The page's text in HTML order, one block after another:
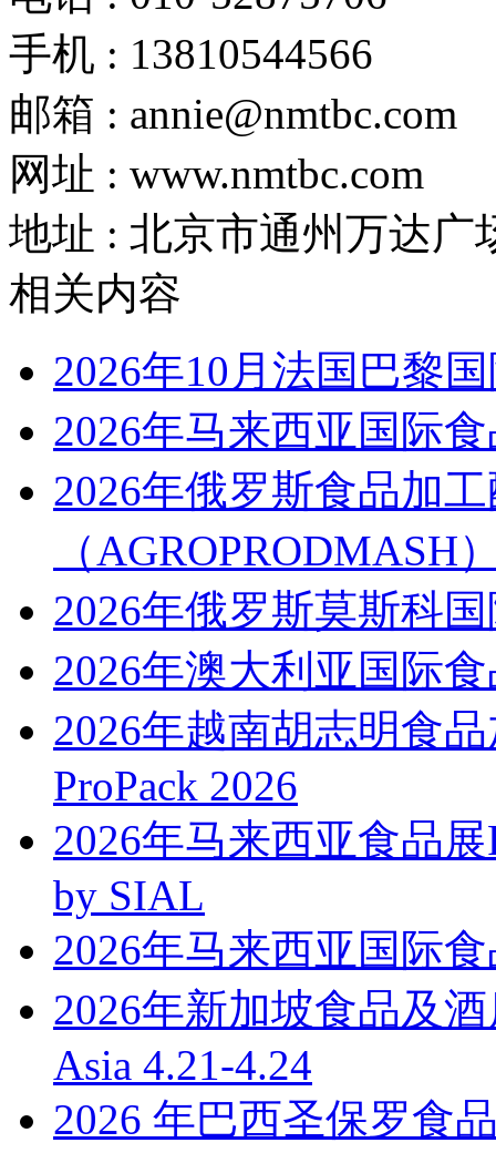
手机 : 13810544566
邮箱 : annie@nmtbc.com
网址 : www.nmtbc.com
地址 : 北京市通州万达广
相关内容
2026年10月法国巴黎
2026年马来西亚国际
2026年俄罗斯食品加
（AGROPRODMASH
2026年俄罗斯莫斯科
2026年澳大利亚国际
2026年越南胡志明食
ProPack 2026
2026年马来西亚食品
by SIAL
2026年马来西亚国际
2026年新加坡食品及
Asia 4.21-4.24
2026 年巴西圣保罗食